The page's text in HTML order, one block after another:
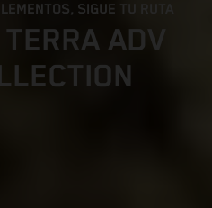
SIGUE TU RUTA
ADV